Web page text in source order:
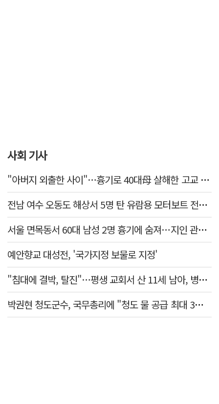
사회 기사
"아버지 외출한 사이"…흉기로 40대母 살해한 고교 자퇴생, 구속 기로에
전남 여수 오동도 해상서 5명 탄 유람용 모터보트 전복…2명 숨져
서울 면목동서 60대 남성 2명 흉기에 숨져…지인 관계로 추정
예안향교 대성전, '국가지정 보물로 지정'
"침대에 결박, 탈진"…평생 교회서 산 11세 남아, 병원 이송 끝 숨져
박권현 청도군수, 국무총리에 "청도 물 공급 최대 3만t 늘려달라"